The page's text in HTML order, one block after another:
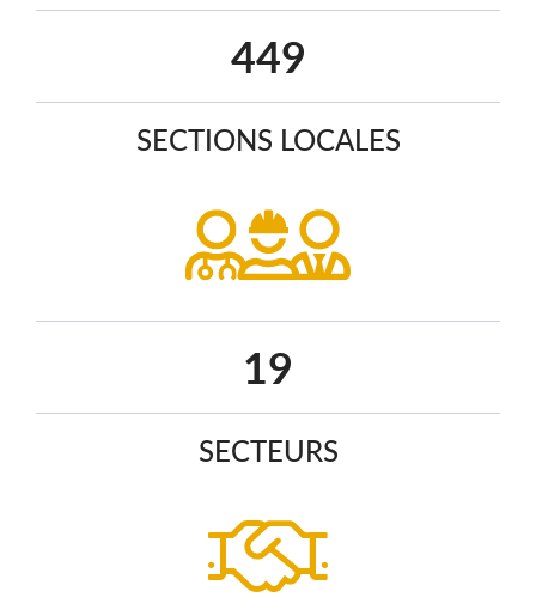
SECTIONS LOCALES
578
SECTEURS
25